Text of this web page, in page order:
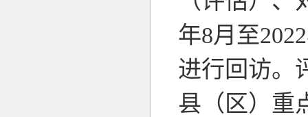
年8月至
进行回访。
县（区）重